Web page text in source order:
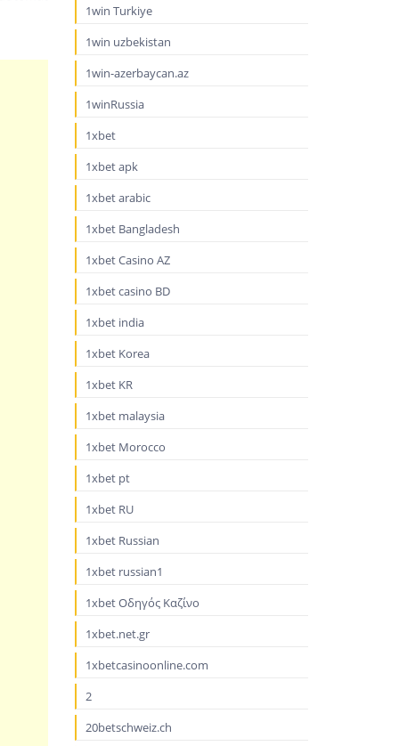
1win Turkiye
1win uzbekistan
1win-azerbaycan.az
1winRussia
1xbet
1xbet apk
1xbet arabic
1xbet Bangladesh
1xbet Casino AZ
1xbet casino BD
1xbet india
1xbet Korea
1xbet KR
1xbet malaysia
1xbet Morocco
1xbet pt
1xbet RU
1xbet Russian
1xbet russian1
1xbet Οδηγός Καζίνο
1xbet.net.gr
1xbetcasinoonline.com
2
20betschweiz.ch